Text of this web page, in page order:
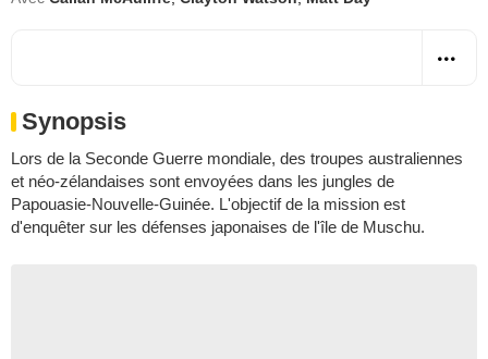
Synopsis
Lors de la Seconde Guerre mondiale, des troupes australiennes
et néo-zélandaises sont envoyées dans les jungles de
Papouasie-Nouvelle-Guinée. L'objectif de la mission est
d'enquêter sur les défenses japonaises de l'île de Muschu.